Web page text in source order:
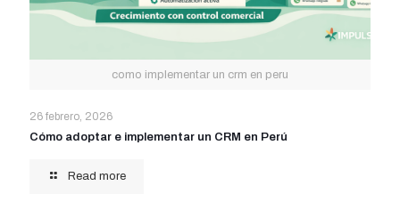
como implementar un crm en peru
26 febrero, 2026
Cómo adoptar e implementar un CRM en Perú
Read more